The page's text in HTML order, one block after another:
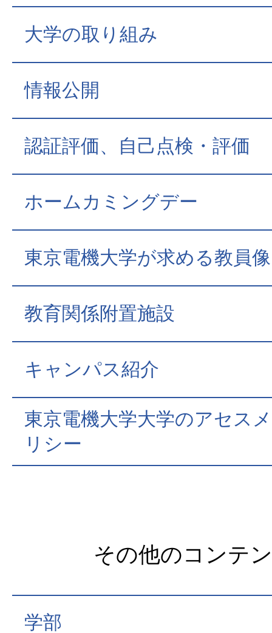
大学の取り組み
情報公開
認証評価、自己点検・評価
ホームカミングデー
東京電機大学が求める教員像
教育関係附置施設
キャンパス紹介
東京電機大学大学のアセス
リシー
その他のコンテ
学部